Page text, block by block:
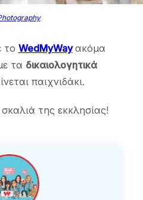
το WedMyWay ακόμα
τα δικαιολογητικά
παιχνιδάκι.
της εκκλησίας!